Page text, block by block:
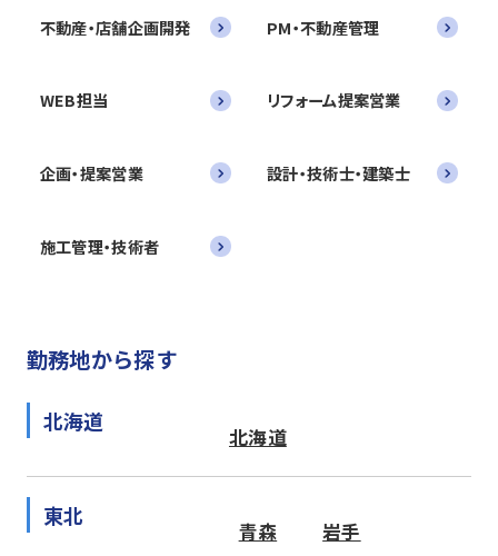
不動産・店舗企画開発 PM・不動産管理
WEB担当 リフォーム提案営業
企画・提案営業 設計・技術士・建築士
施工管理・技術者
勤務地から探す
北海道
北海道
東北
青森 岩手